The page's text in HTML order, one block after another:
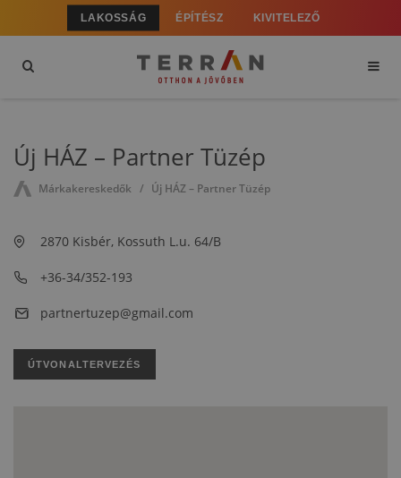
LAKOSSÁG ÉPÍTÉSZ KIVITELEZŐ
Új HÁZ – Partner Tüzép
Márkakereskedők Új HÁZ – Partner Tüzép
2870 Kisbér, Kossuth L.u. 64/B
+36-34/352-193
partnertuzep@gmail.com
ÚTVONALTERVEZÉS